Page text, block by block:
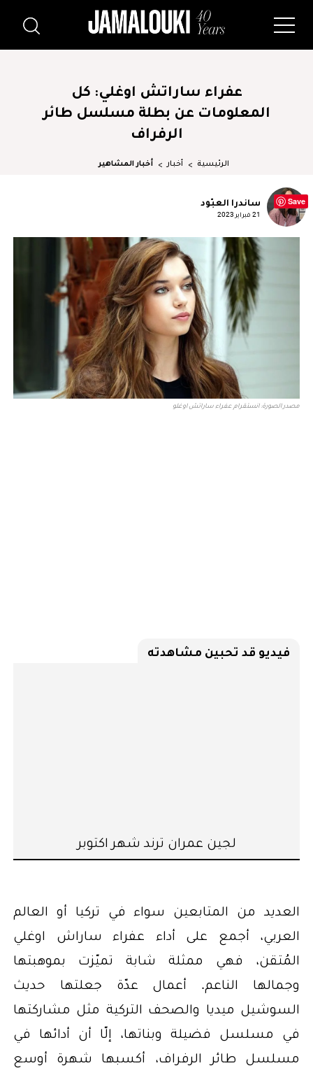
عفراء ساراتش اوغلي: كل
المعلومات عن بطلة مسلسل طائر
الرفراف
الرئيسية أخبار أخبار المشاهير
ساندرا العبّود
21 فبراير 2023
مصدر الصورة: انستقرام عفراء ساراتش اوغلو
فيديو قد تحبين مشاهدته
لجين عمران ترند شهر اكتوبر
العديد من المتابعين سواء في تركيا أو العالم
العربي، أجمع على أداء عفراء ساراش اوغلي
المُتقن، فهي ممثلة شابة تميّزت بموهبتها
وجمالها الناعم. أعمال عدّة جعلتها حديث
السوشيل ميديا والصحف التركية مثل مشاركتها
في مسلسل فضيلة وبناتها، إلّا أن أدائها في
مسلسل طائر الرفراف، أكسبها شهرة أوسع
Save